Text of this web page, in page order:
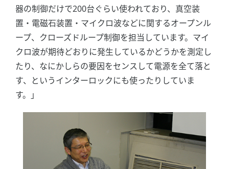
器の制御だけで200台ぐらい使われており、真空装
置・電磁石装置・マイクロ波などに関するオープンル
ープ、クローズドループ制御を担当しています。マイ
クロ波が期待どおりに発生しているかどうかを測定し
たり、なにかしらの要因をセンスして電源を全て落と
す、というインターロックにも使ったりしていま
す。」